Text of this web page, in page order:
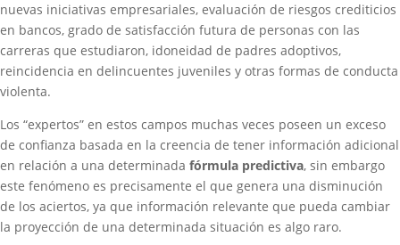
nuevas iniciativas empresariales, evaluación de riesgos crediticios
en bancos, grado de satisfacción futura de personas con las
carreras que estudiaron, idoneidad de padres adoptivos,
reincidencia en delincuentes juveniles y otras formas de conducta
violenta.
Los “expertos” en estos campos muchas veces poseen un exceso
de confianza basada en la creencia de tener información adicional
en relación a una determinada fórmula predictiva, sin embargo
este fenómeno es precisamente el que genera una disminución
de los aciertos, ya que información relevante que pueda cambiar
la proyección de una determinada situación es algo raro.